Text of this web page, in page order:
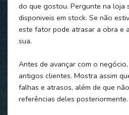
do que gostou. Pergunte na loja
disponiveis em stock. Se não
este fator pode atrasar a obra e
sua.
Antes de avançar com o
antigos clientes. Mostra assim
falhas e atrasos, além de que
referências deles posteriormente.